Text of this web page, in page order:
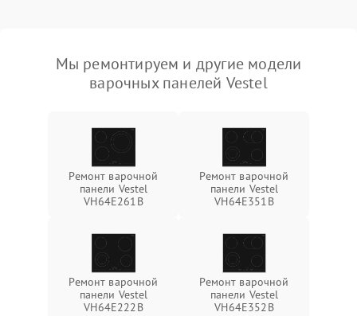
Мы ремонтируем и другие модели
варочных панелей Vestel
Ремонт варочной
панели Vestel
VH64E261B
Ремонт варочной
панели Vestel
VH64E351B
Ремонт варочной
панели Vestel
VH64E222B
Ремонт варочной
панели Vestel
VH64E352B